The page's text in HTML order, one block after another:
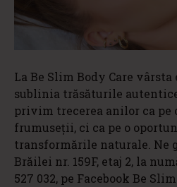
La Be Slim Body Care vârsta
sublinia trăsăturile
privim trecerea anilor ca pe
frumuseții, ci ca pe o
transformările naturale. Ne
Brăilei nr. 159F, etaj 2, la
527 032, pe Facebook Be